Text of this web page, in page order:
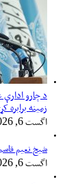
د چارو ادارې
زمینه برابره
اگست 6, 2026
شیخ نعیم
اگست 6, 2026